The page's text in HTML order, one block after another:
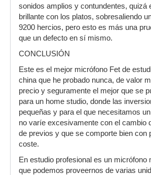
sonidos amplios y contundentes, quizá
brillante con los platos, sobresaliendo
9200 hercios, pero esto es más una
que un defecto en sí mismo.
CONCLUSIÓN
Este es el mejor micrófono Fet de
china que he probado nunca, de valor
precio y seguramente el mejor que se
para un home studio, donde las
pequeñas y para el que necesitamos
no varíe excesivamente con el cambio
de previos y que se comporte bien con
coste.
En estudio profesional es un micrófono
que podemos proveernos de varias